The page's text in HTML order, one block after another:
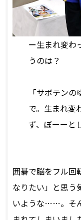
ー生まれ変わ
うのは？
「サボテン
で。生まれ変
ず、ぼーーと
囲碁で脳をフル回
なりたい」と思う
いような……。そ